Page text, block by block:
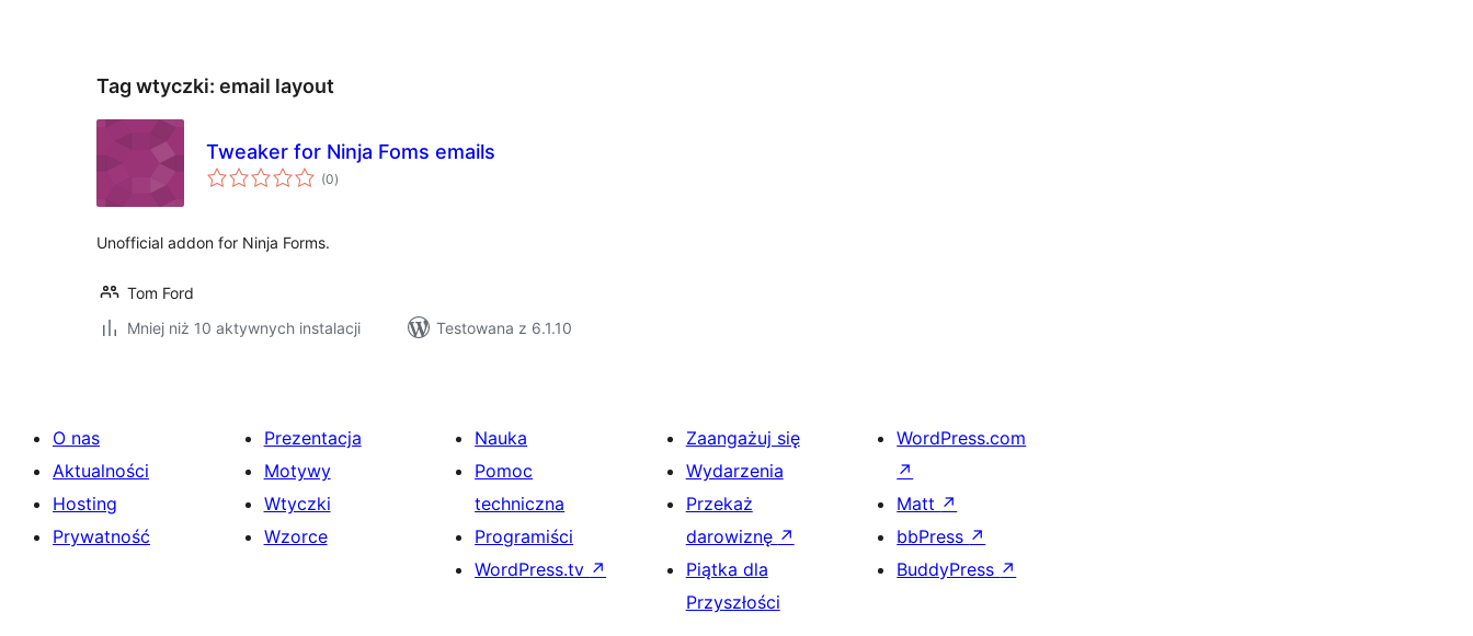
Tag wtyczki: email layout
Tweaker for Ninja Foms emails
(0wszystkich
ocen
)
Unofficial addon for Ninja Forms.
Tom Ford
Mniej niż 10 aktywnych instalacji
Testowana z 6.1.10
O nas
Aktualności
Hosting
Prywatność
Prezentacja
Motywy
Wtyczki
Wzorce
Nauka
Pomoc
techniczna
Programiści
WordPress.tv ↗
Zaangażuj się
Wydarzenia
Przekaż
darowiznę ↗
Piątka dla
Przyszłości
WordPress.com
↗
Matt ↗
bbPress ↗
BuddyPress ↗